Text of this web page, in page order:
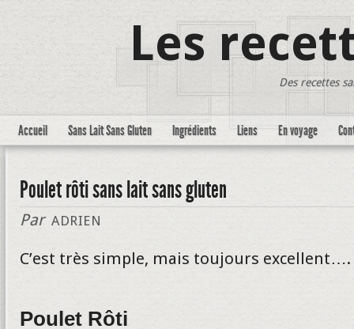
Les
Des recettes
Accueil Sans Lait Sans Gluten Ingrédients Liens En voyage
Poulet rôti sans lait sans gluten
Par ADRIEN
C’est très simple, mais toujours excellent….
Poulet Rôti